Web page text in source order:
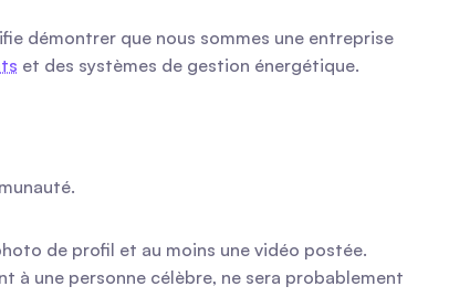
démontrer que nous sommes une entreprise
et des systèmes de gestion énergétique.
de profil et au moins une vidéo postée.
à une personne célèbre, ne sera probablement